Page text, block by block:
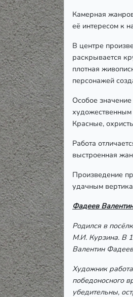
Камерная
её интересом к
В центре
раскрывается
плотная
персонажей
Особое
художественным
Красные,
Работа
выстроенная
Произведение
удачным
Фадеев
Родился в
М.И. Курзина. В
Валентин
Художник
победоносного
убедительны,